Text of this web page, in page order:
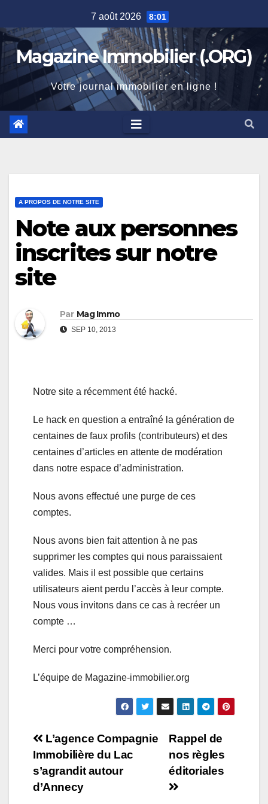
to
content
7 août 2026 8:01
Magazine Immobilier (.ORG)
Votre journal immobilier en ligne !
A PROPOS DE NOTRE SITE
Note aux personnes
inscrites sur notre
site
Par Mag Immo
SEP 10, 2013
Notre site a récemment été hacké.
Le hack en question a entraîné la génération de
centaines de faux profils (contributeurs) et des
centaines d’articles en attente de modération
dans notre espace d’administration.
Nous avons effectué une purge de ces
comptes.
Nous avons bien fait attention à ne pas
supprimer les comptes qui nous paraissaient
valides. Mais il est possible que certains
utilisateurs aient perdu l’accès à leur compte.
Nous vous invitons dans ce cas à recréer un
compte …
Merci pour votre compréhension.
L’équipe de Magazine-immobilier.org
Navigation
de
l’article
Rappel de
nos règles
éditoriales
L’agence Compagnie
Immobilière du Lac
s’agrandit autour
d’Annecy